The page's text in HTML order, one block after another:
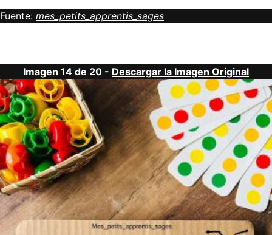
Fuente: mes_petits_apprentis_sages
Imagen 14 de 20 - Descargar la Imagen Original